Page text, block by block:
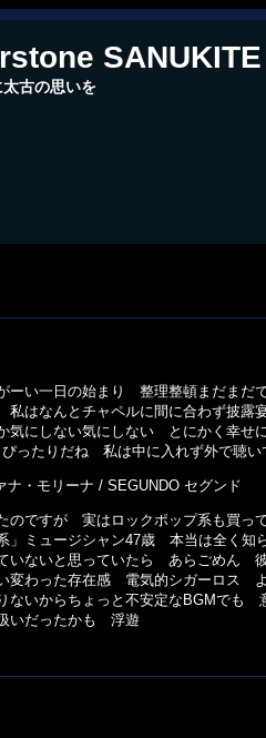
SANUKITE
古の思いを
い一日の始まり 整理整頓まだまだ
はなんとチャペルに間に合わず披
にしない気にしない とにかく幸
ったりだね 私は中に入れず外で聴
・モリーナ / SEGUNDO セグンド
のですが 実はロックポップ系も買
」ミュージシャン47歳 本当は全く
いないと思っていたら あらごめん
変わった存在感 電気的シガーロス
ないからちょっと不安定なBGMで
扱いだったかも 浮遊